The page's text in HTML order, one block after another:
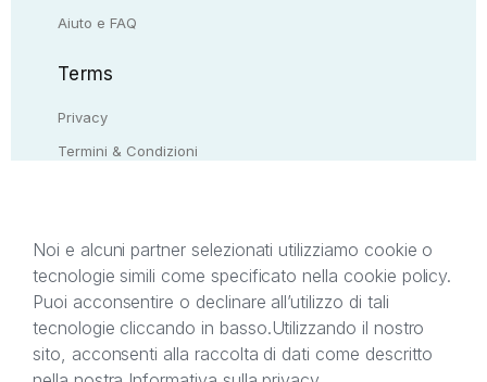
Aiuto e FAQ
Terms
Privacy
Termini & Condizioni
Il presente sito web è di proprietà di StreetLib S.r.l.
titolare di tutti i diritti di proprietà intellettuale
afferenti ai marchi, loghi e segni distintivi presenti
Noi e alcuni partner selezionati utilizziamo cookie o
tecnologie simili come specificato nella cookie policy.
Puoi acconsentire o declinare all’utilizzo di tali
tecnologie cliccando in basso.Utilizzando il nostro
sito, acconsenti alla raccolta di dati come descritto